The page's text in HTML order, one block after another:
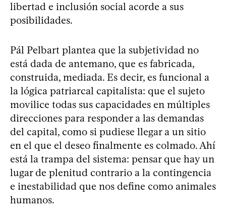
libertad e inclusión social acorde a sus
posibilidades.
Pál Pelbart plantea que la subjetividad no
está dada de antemano, que es fabricada,
construida, mediada. Es decir, es funcional a
la lógica patriarcal capitalista: que el sujeto
movilice todas sus capacidades en múltiples
direcciones para responder a las demandas
del capital, como si pudiese llegar a un sitio
en el que el deseo finalmente es colmado. Ahí
está la trampa del sistema: pensar que hay un
lugar de plenitud contrario a la contingencia
e inestabilidad que nos define como animales
humanos.